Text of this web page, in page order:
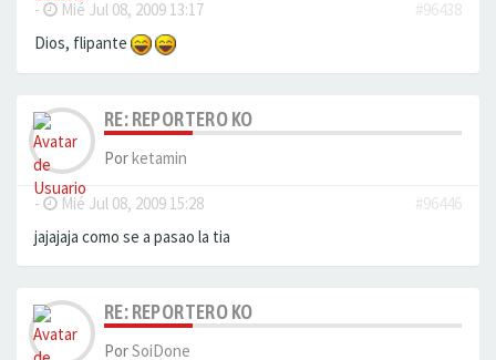
- Mié Jul 08, 2009 13:17
#96438
Dios, flipante
RE: REPORTERO KO
Porketamin
- Mié Jul 08, 2009 15:28
#96446
jajajaja como se a pasao la tia
RE: REPORTERO KO
PorSoiDone